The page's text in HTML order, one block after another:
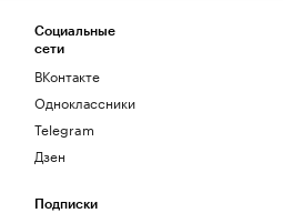
Социальные
сети
ВКонтакте
Одноклассники
Telegram
Дзен
Подписки